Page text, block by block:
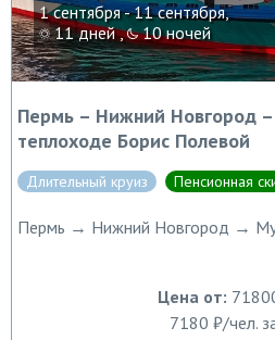
1 сентября - 11 сентября,
11 дней , 10 ночей
Пермь – Нижний Новгород
теплоходе Борис Полевой
Длительный круиз Пенсионная
Пермь → Нижний Новгород →
Цена от:
7180 ₽/чел.